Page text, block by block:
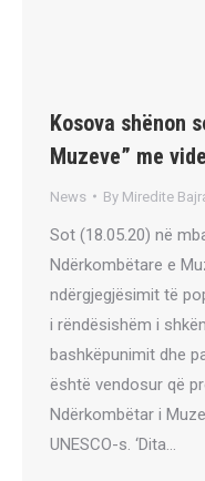
Kosova shënon
Muzeve” me
News By Miredite
Sot (18.05.20) në
Ndërkombëtare e
ndërgjegjësimit të
i rëndësishëm i
bashkëpunimit dhe
është vendosur që
Ndërkombëtar i
UNESCO-s. ‘Dita…